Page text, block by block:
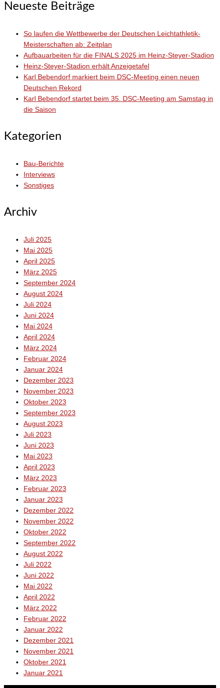
Neueste Beiträge
So laufen die Wettbewerbe der Deutschen Leichtathletik-
Meisterschaften ab: Zeitplan
Aufbauarbeiten für die FINALS 2025 im Heinz-Steyer-Stadion
Heinz-Steyer-Stadion erhält Anzeigetafel
Karl Bebendorf markiert beim DSC-Meeting einen neuen
Deutschen Rekord
Karl Bebendorf startet beim 35. DSC-Meeting am Samstag in
die Saison
Kategorien
Bau-Berichte
Interviews
Sonstiges
Archiv
Juli 2025
Mai 2025
April 2025
März 2025
September 2024
August 2024
Juli 2024
Juni 2024
Mai 2024
April 2024
März 2024
Februar 2024
Januar 2024
Dezember 2023
November 2023
Oktober 2023
September 2023
August 2023
Juli 2023
Juni 2023
Mai 2023
April 2023
März 2023
Februar 2023
Januar 2023
Dezember 2022
November 2022
Oktober 2022
September 2022
August 2022
Juli 2022
Juni 2022
Mai 2022
April 2022
März 2022
Februar 2022
Januar 2022
Dezember 2021
November 2021
Oktober 2021
Januar 2021